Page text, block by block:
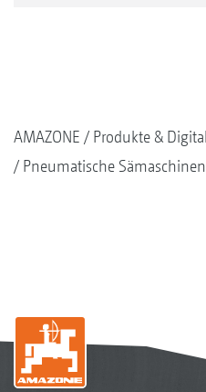
AMAZONE Produkte &
Pneumatische Sämaschinen